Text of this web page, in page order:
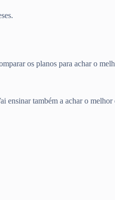
os planos para achar o
ensinar também a achar o